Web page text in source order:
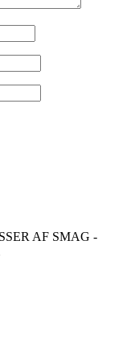
AF SMAG -